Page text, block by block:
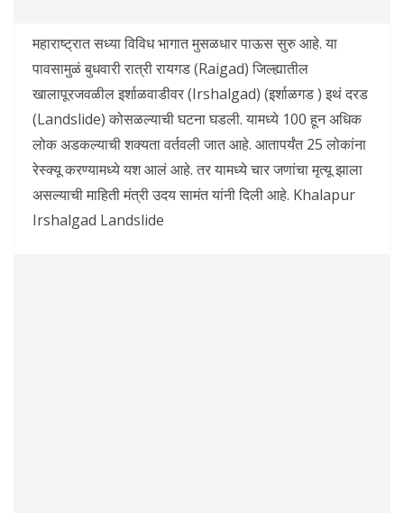
महाराष्ट्रात सध्या विविध भागात मुसळधार पाऊस सुरु आहे. या
पावसामुळं बुधवारी रात्री रायगड (Raigad) जिल्ह्यातील
खालापूरजवळील इर्शाळवाडीवर (Irshalgad) (इर्शाळगड ) इथं दरड
(Landslide) कोसळल्याची घटना घडली. यामध्ये 100 हून अधिक
लोक अडकल्याची शक्यता वर्तवली जात आहे. आतापर्यंत 25 लोकांना
रेस्क्यू करण्यामध्ये यश आलं आहे. तर यामध्ये चार जणांचा मृत्यू झाला
असल्याची माहिती मंत्री उदय सामंत यांनी दिली आहे. Khalapur
Irshalgad Landslide